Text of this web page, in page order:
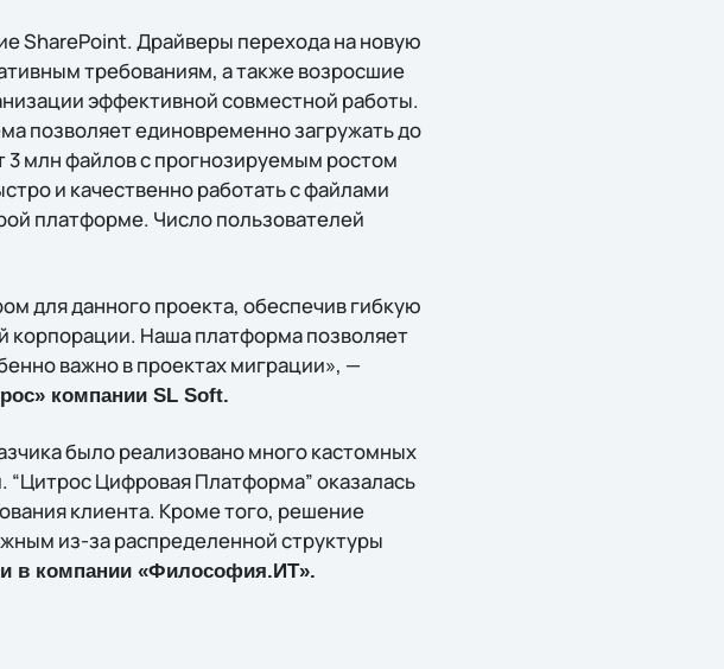
SharePoint. Драйверы перехода на новую
требованиям, а также возросшие
эффективной совместной работы.
позволяет единовременно загружать до
млн файлов с прогнозируемым ростом
и качественно работать с файлами
платформе. Число пользователей
для данного проекта, обеспечив гибкую
корпорации. Наша платформа позволяет
важно в проектах миграции», —
компании SL Soft.
было реализовано много кастомных
Цифровая Платформа” оказалась
клиента. Кроме того, решение
из-за распределенной структуры
в компании «Философия.ИТ».